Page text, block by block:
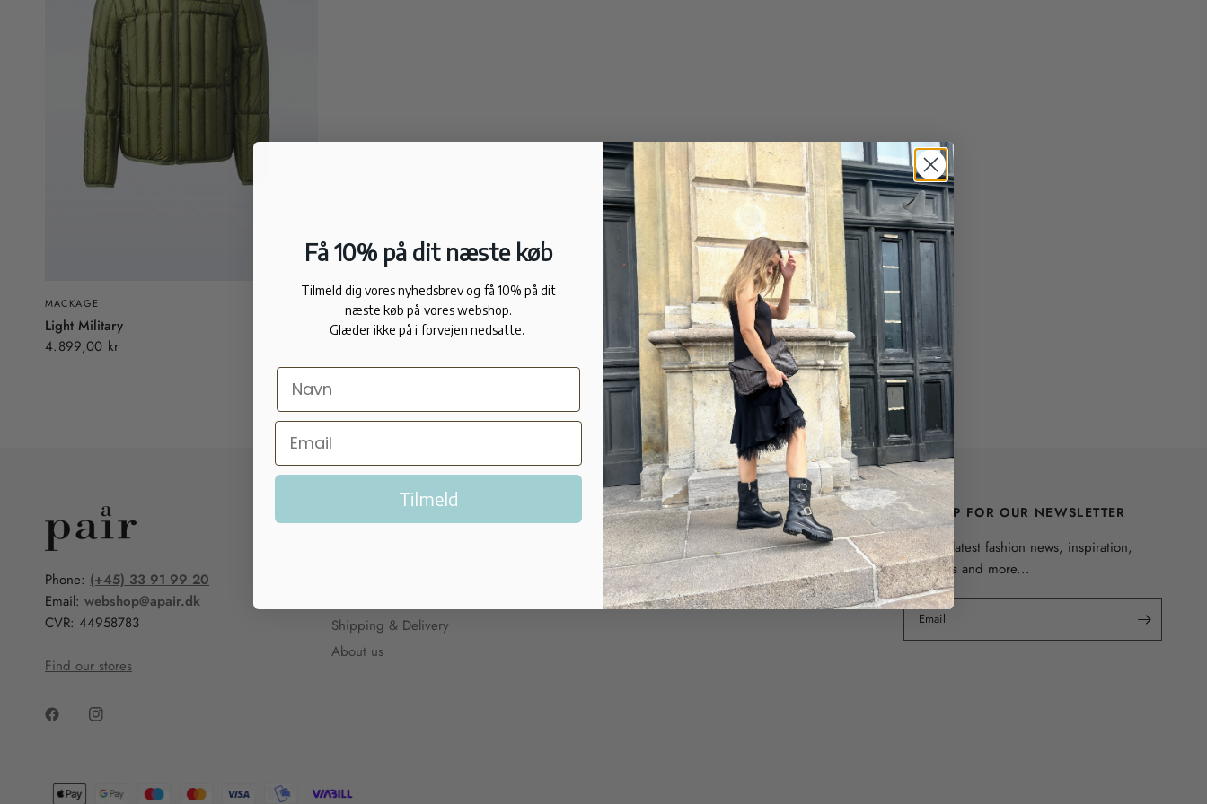
MACKAGE
Light Military
4.899,00 kr
Phone: (+45) 33 91 99 20
Email:webshop@apair.dk
CVR: 44958783
Find our stores
Shipping & Delivery
About us
MY ACCOUNT
My Account
SIGN UP FOR OUR NEWSLETTER
Get the latest fashion news, inspiration,
discounts and more...
Email
Få 10% på dit næste køb
Tilmeld dig vores nyhedsbrev og få 10% på dit
næste køb på vores webshop.
Glæder ikke på i forvejen nedsatte.
Tilmeld